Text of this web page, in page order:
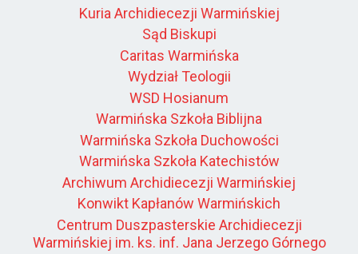
Kuria Archidiecezji Warmińskiej
Sąd Biskupi
Caritas Warmińska
Wydział Teologii
WSD Hosianum
Warmińska Szkoła Biblijna
Warmińska Szkoła Duchowości
Warmińska Szkoła Katechistów
Archiwum Archidiecezji Warmińskiej
Konwikt Kapłanów Warmińskich
Centrum Duszpasterskie Archidiecezji
Warmińskiej im. ks. inf. Jana Jerzego Górnego